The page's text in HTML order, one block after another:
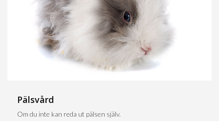
Pälsvård
Om du inte kan reda ut pälsen själv.